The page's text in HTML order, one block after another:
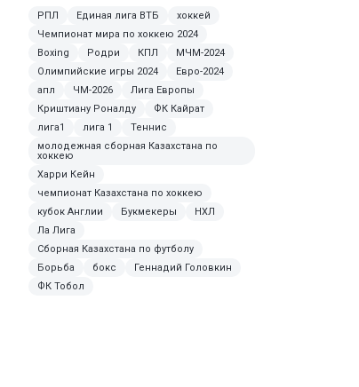
РПЛ Единая лига ВТБ
хоккей
Чемпионат мира по хоккею 2024
Boxing
Родри КПЛ
МЧМ-2024
Олимпийские игры 2024
Евро-2024
апл
ЧМ-2026
Лига Европы
Криштиану Роналду
ФК Кайрат
лига1
лига 1
Теннис
молодежная сборная Казахстана по
хоккею
Харри Кейн
чемпионат Казахстана по хоккею
кубок Англии
Букмекеры
НХЛ
Ла Лига
Сборная Казахстана по футболу
Борьба
бокс
Геннадий Головкин
ФК Тобол